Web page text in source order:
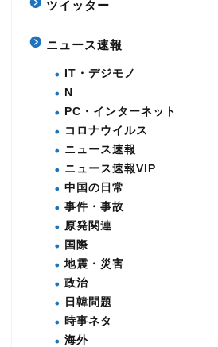
ツイッター
ニュース速報
IT・デジモノ
N
PC・インターネット
コロナウイルス
ニュース速報
ニュース速報VIP
中国の日常
事件・事故
原発関連
国際
地震・災害
政治
日韓問題
時事ネタ
海外